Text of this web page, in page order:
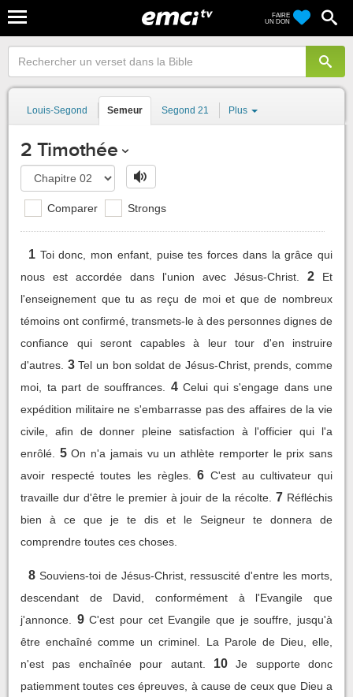
FAIRE
UN DON
Louis-Segond Semeur Segond 21 Plus
2 Timothée
Comparer Strongs
1 Toi donc, mon enfant, puise tes forces dans la grâce qui
nous est accordée dans l'union avec Jésus-Christ.
2
Et
l'enseignement que tu as reçu de moi et que de nombreux
témoins ont confirmé, transmets-le à des personnes dignes de
confiance qui seront capables à leur tour d'en instruire
d'autres. 3 Tel un bon soldat de Jésus-Christ, prends, comme
moi, ta part de souffrances.
4 Celui qui s'engage dans une
expédition militaire ne s'embarrasse pas des affaires de la vie
civile, afin de donner pleine satisfaction à l'officier qui l'a
enrôlé.
5 On n'a jamais vu un athlète remporter le prix sans
avoir respecté toutes les règles.
6 C'est au cultivateur qui
travaille dur d'être le premier à jouir de la récolte. 7 Réfléchis
bien à ce que je te dis et le Seigneur te donnera de
comprendre toutes ces choses.
8 Souviens-toi de Jésus-Christ, ressuscité d'entre les morts,
descendant de David, conformément à l'Evangile que
j'annonce.
9 C'est pour cet Evangile que je souffre, jusqu'à
être enchaîné comme un criminel. La Parole de Dieu, elle,
n'est pas enchaînée pour autant.
10
Je supporte donc
patiemment toutes ces épreuves, à cause de ceux que Dieu a